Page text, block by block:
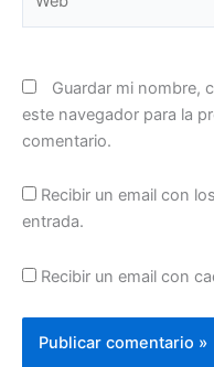
Guardar mi nombre,
este navegador para la
comentario.
Recibir un email con
entrada.
Recibir un email con